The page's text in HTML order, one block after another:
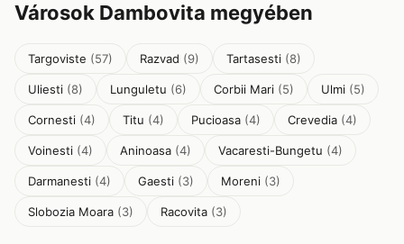
Városok Dambovita megyében
Targoviste (57) Razvad (9) Tartasesti (8)
Uliesti (8) Lunguletu (6) Corbii Mari (5) Ulmi (5)
Cornesti (4) Titu (4) Pucioasa (4) Crevedia (4)
Voinesti (4) Aninoasa (4) Vacaresti-Bungetu (4)
Darmanesti (4) Gaesti (3) Moreni (3)
Slobozia Moara (3) Racovita (3)